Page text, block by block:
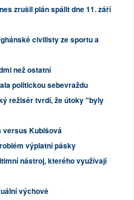
zrušil plán spálit dne 11. září
civilisty ze sportu a
než ostatní
politickou sebevraždu
režisér tvrdí, že útoky "byly
versus Kubišová
výplatní pásky
nástroj, kterého využívají
výchově